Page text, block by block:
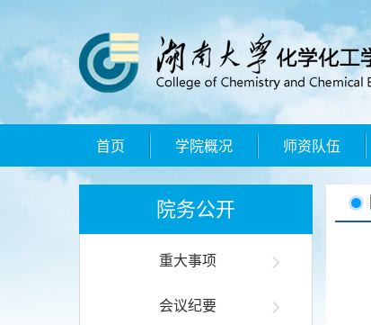
首页 学院概况 师资队伍
院务公开
重大事项
会议纪要